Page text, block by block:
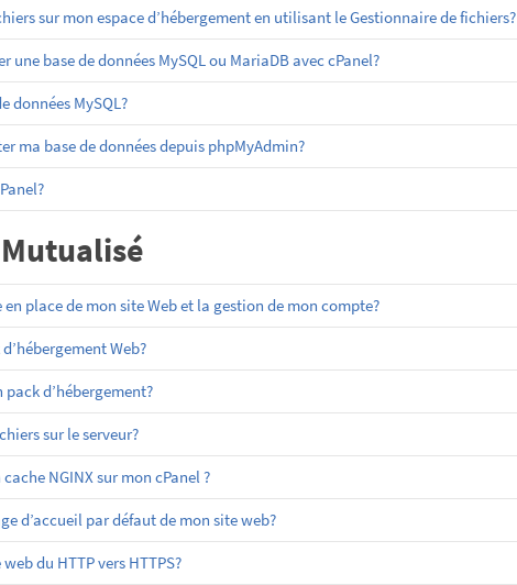
sur mon espace d’hébergement en utilisant le Gestionnaire de fichiers?
base de données MySQL ou MariaDB avec cPanel?
données MySQL?
ma base de données depuis phpMyAdmin?
place de mon site Web et la gestion de mon compte?
Web?
d’hébergement?
sur le serveur?
NGINX sur mon cPanel ?
d’accueil par défaut de mon site web?
du HTTP vers HTTPS?